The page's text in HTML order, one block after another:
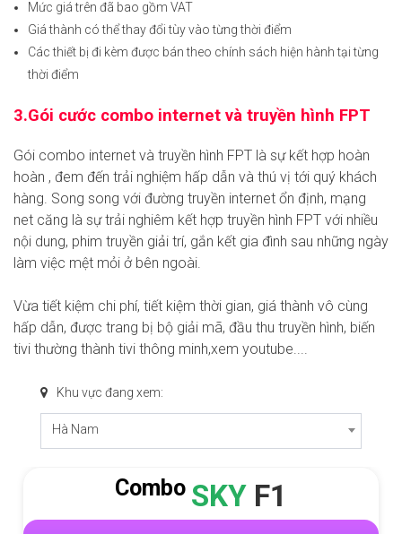
Mức giá trên đã bao gồm VAT
Giá thành có thể thay đổi tùy vào từng thời điểm
Các thiết bị đi kèm được bán theo chính sách hiện hành tại từng
thời điểm
3.Gói cước combo internet và truyền hình FPT
Gói combo internet và truyền hình FPT là sự kết hợp hoàn
hoàn , đem đến trải nghiệm hấp dẫn và thú vị tới quý khách
hàng. Song song với đường truyền internet ổn định, mạng
net căng là sự trải nghiêm kết hợp truyền hình FPT với nhiều
nội dung, phim truyền giải trí, gắn kết gia đình sau những ngày
làm việc mệt mỏi ở bên ngoài.
Vừa tiết kiệm chi phí, tiết kiệm thời gian, giá thành vô cùng
hấp dẫn, được trang bị bộ giải mã, đầu thu truyền hình, biến
tivi thường thành tivi thông minh,xem youtube....
Khu vực đang xem:
Hà Nam
Combo SKY F1